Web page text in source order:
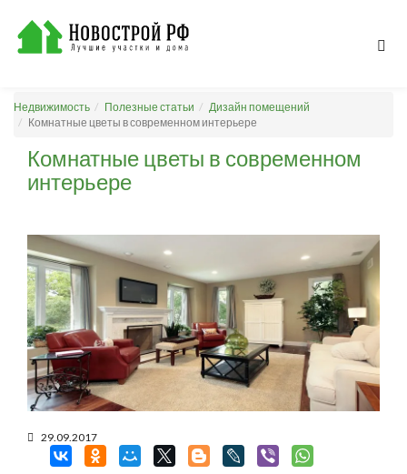
Недвижимость Полезные статьи
Дизайн помещений
Комнатные цветы в современном интерьере
Комнатные цветы в современном
интерьере
29.09.2017